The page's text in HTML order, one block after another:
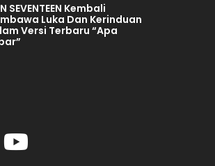
SEVENTEEN Kembali
Luka Dan Kerinduan
Versi Terbaru “Apa